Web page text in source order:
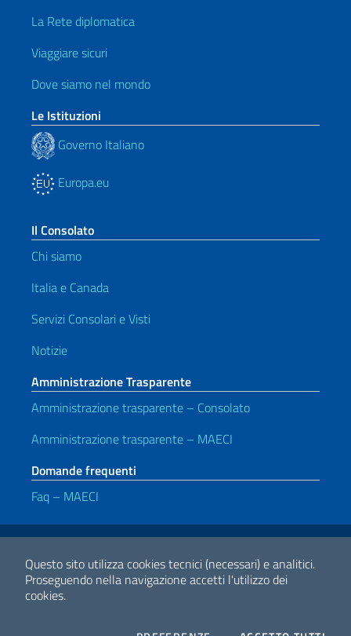
Questo sito utilizza cookies tecnici (necessari) e analitici.
Proseguendo nella navigazione accetti l'utilizzo dei
cookies.
La Rete diplomatica
Viaggiare sicuri
Dove siamo nel mondo
Le Istituzioni
Governo Italiano
Europa.eu
Il Consolato
Chi siamo
Italia e Canada
Servizi Consolari e Visti
Notizie
Amministrazione Trasparente
Amministrazione trasparente – Consolato
Amministrazione trasparente – MAECI
Domande frequenti
Faq – MAECI
Link Utili